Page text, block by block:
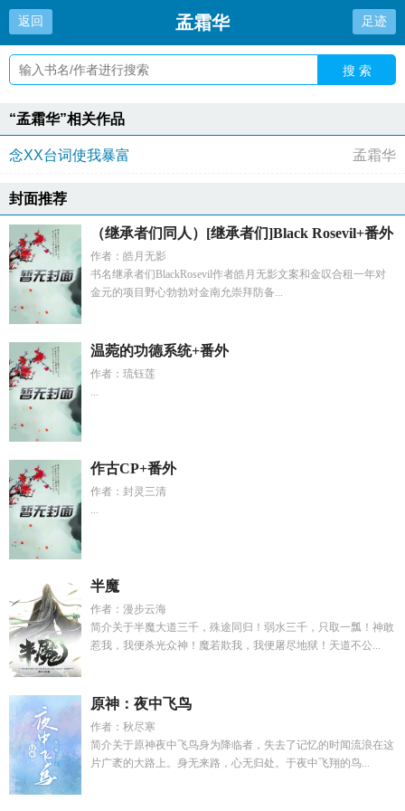
返回 孟霜华 足迹
搜 索
“孟霜华”相关作品
念XX台词使我暴富 孟霜华
封面推荐
（继承者们同人）[继承者们]Black Rosevil+番外
作者：皓月无影
书名继承者们BlackRosevil作者皓月无影文案和金叹合租一年对
金元的项目野心勃勃对金南允崇拜防备...
温菀的功德系统+番外
作者：琉钰莲
...
作古CP+番外
作者：封灵三清
...
半魔
作者：漫步云海
简介关于半魔大道三千，殊途同归！弱水三千，只取一瓢！神敢
惹我，我便杀光众神！魔若欺我，我便屠尽地狱！天道不公...
原神：夜中飞鸟
作者：秋尽寒
简介关于原神夜中飞鸟身为降临者，失去了记忆的时闻流浪在这
片广袤的大路上。身无来路，心无归处。于夜中飞翔的鸟...